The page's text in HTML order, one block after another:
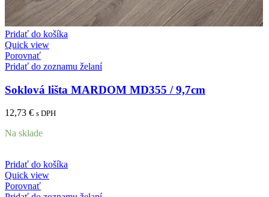
Pridať do košíka
Quick view
Porovnať
Pridať do zoznamu želaní
Soklová lišta MARDOM MD355 / 9,7cm
12,73 € s DPH
Na sklade
Pridať do košíka
Quick view
Porovnať